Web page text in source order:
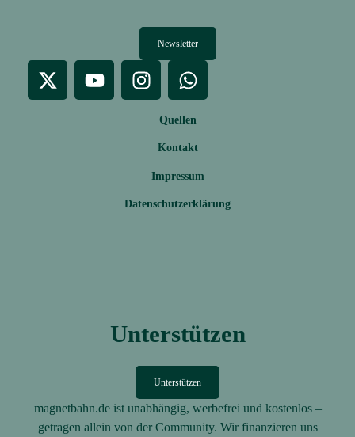
Newsletter
Quellen
Kontakt
Impressum
Datenschutzerklärung
Unterstützen
Unterstützen
magnetbahn.de ist unabhängig, werbefrei und kostenlos –
getragen allein von der Community. Wir finanzieren uns